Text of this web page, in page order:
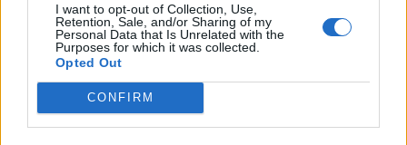
I want to opt-out of Collection, Use,
Retention, Sale, and/or Sharing of my
Personal Data that Is Unrelated with the
Purposes for which it was collected.
Opted Out
CONFIRM
SALUTE
Distribuzione vaccino
antinfluenzale, la Regione punta il
dito sui ritardi nelle consegne dai
fornitori